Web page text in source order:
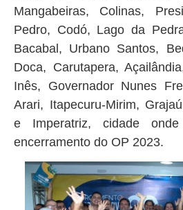
Mangabeiras, Colinas,
Pedro, Codó, Lago da
Bacabal, Urbano Santos,
Doca, Carutapera,
Inês, Governador Nunes
Arari, Itapecuru-Mirim,
e Imperatriz, cidade
encerramento do OP 2023.